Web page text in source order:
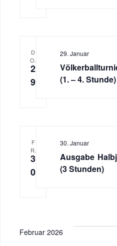
D
O.
2
9
(1. – 4. Stunde)
29. Januar
F
R.
3
0
Ausgabe
(3 Stunden)
30. Januar
Februar 2026